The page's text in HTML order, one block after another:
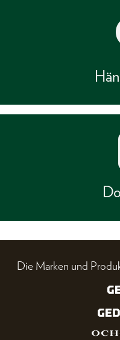
Die Marken und